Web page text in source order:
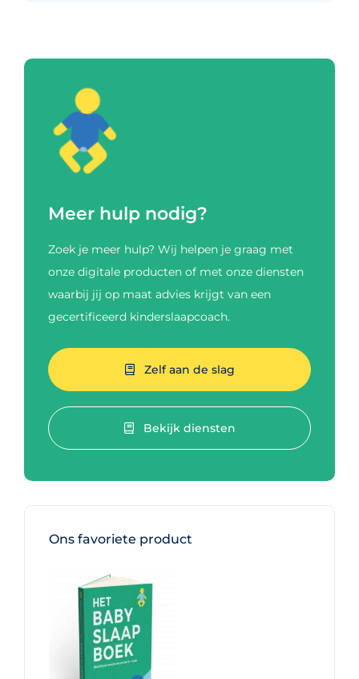
Meer hulp nodig?
Zoek je meer hulp? Wij helpen je graag met
onze digitale producten of met onze diensten
waarbij jij op maat advies krijgt van een
gecertificeerd kinderslaapcoach.
Zelf aan de slag
Bekijk diensten
Ons favoriete product